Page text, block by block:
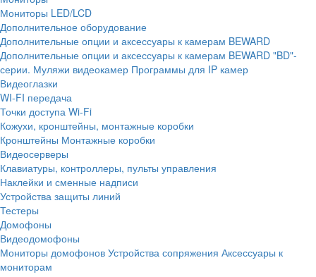
Мониторы LED/LCD
Дополнительное оборудование
Дополнительные опции и аксессуары к камерам BEWARD
Дополнительные опции и аксессуары к камерам BEWARD "BD"-
серии. Муляжи видеокамер Программы для IP камер
Видеоглазки
WI-FI передача
Точки доступа Wi-Fi
Кожухи, кронштейны, монтажные коробки
Кронштейны Монтажные коробки
Видеосерверы
Клавиатуры, контроллеры, пульты управления
Наклейки и сменные надписи
Устройства защиты линий
Тестеры
Домофоны
Видеодомофоны
Мониторы домофонов Устройства сопряжения Аксессуары к
мониторам